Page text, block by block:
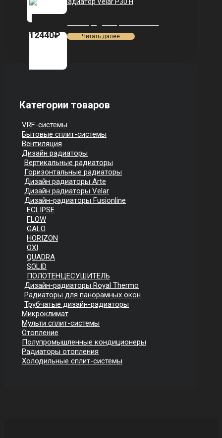
12440₽ Читать далее
Категории товаров
VRF-системы
Бытовые сплит-системы
Вентиляция
Дизайн радиаторы
Вертикальные радиаторы
Горизонтальные радиаторы
Дизайн радиаторы Arte
Дизайн радиаторы Velar
Дизайн-радиаторы Fusionline
ECLIPSE
FLOW
GALO
HORIZON
OXI
QUADRA
SOLID
ПОЛОТЕНЦЕСУШИТЕЛЬ
Дизайн-радиаторы Royal Thermo
Радиаторы для панорамных окон
Трубчатые дизайн-радиаторы
Микроклимат
Мульти сплит-системы
Отопление
Полупромышленные кондиционеры
Радиаторы отопления
Холодильные сплит-системы